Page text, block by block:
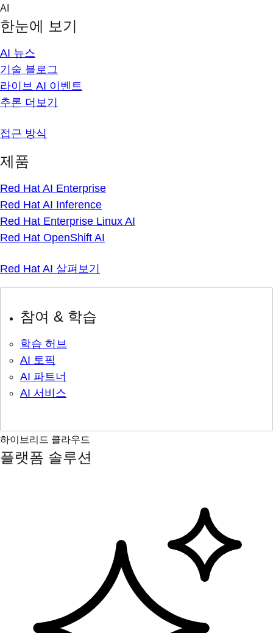
Skip
content
AI
한눈에 보기
AI 뉴스
기술 블로그
라이브 AI 이벤트
추론 더보기
접근 방식
제품
Red Hat AI Enterprise
Red Hat AI Inference
Red Hat Enterprise Linux AI
Red Hat OpenShift AI
Red Hat AI 살펴보기
참여 & 학습
학습 허브
AI 토픽
AI 파트너
AI 서비스
하이브리드 클라우드
플랫폼 솔루션